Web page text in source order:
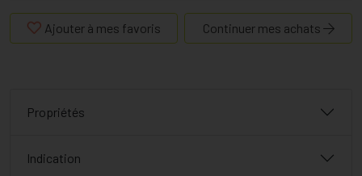
Ajouter à mes favoris Continuer mes achats
Propriétés
Indication